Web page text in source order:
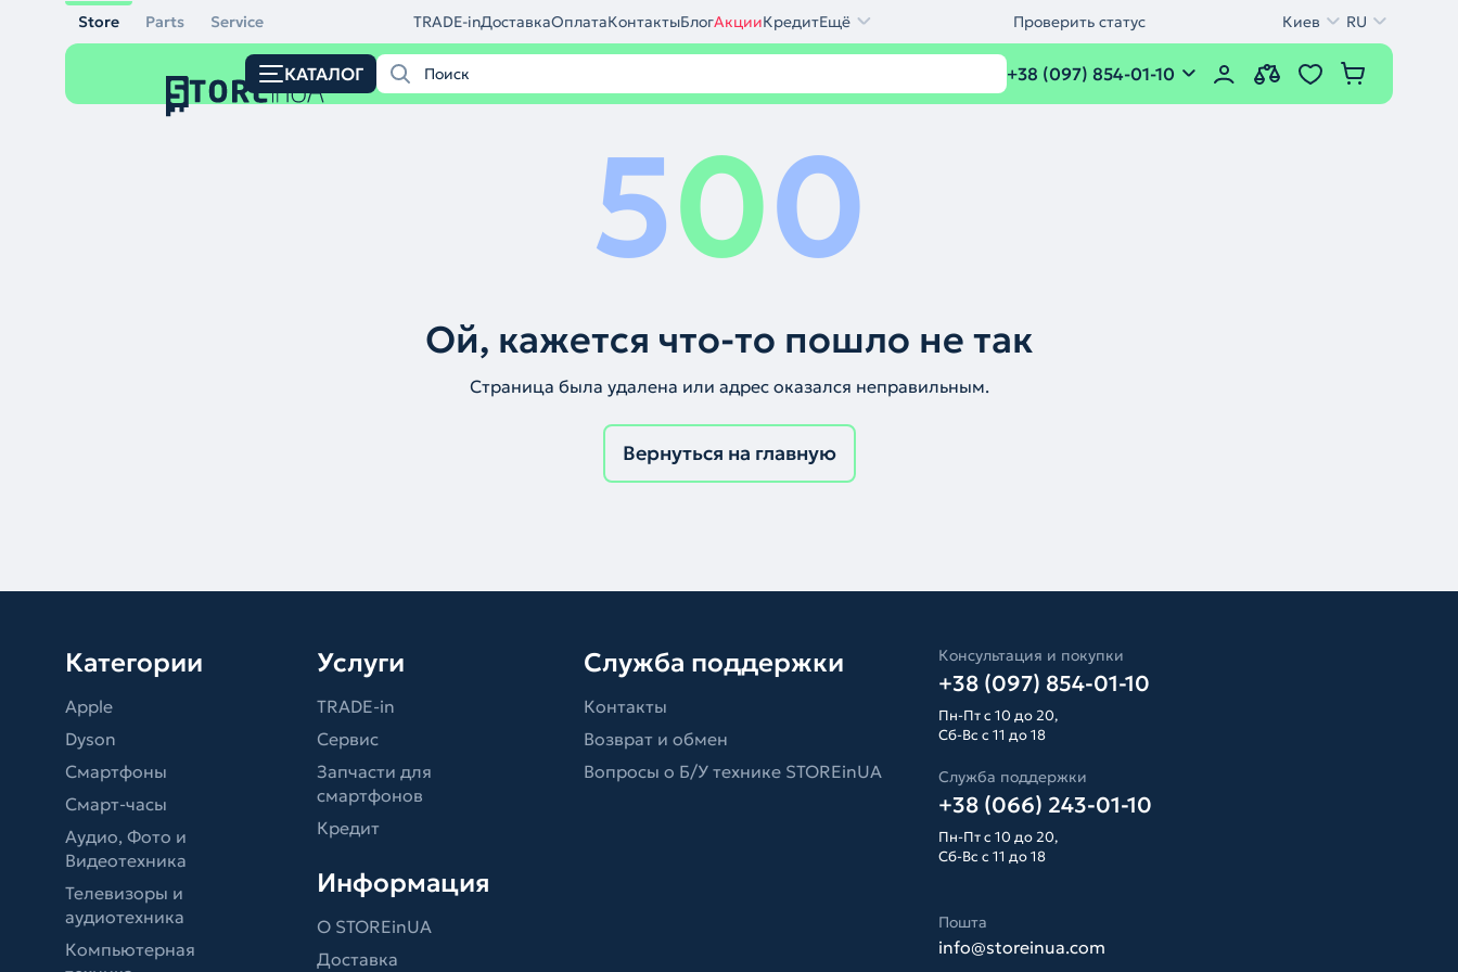
Store Parts Service TRADE-inДоставкаОплатаКонтактыБлогАкцииКредитЕщё Проверить статус Киев RU
КАТАЛОГ +38 (097) 854-01-10
500
Ой, кажется что-то пошло не так
Страница была удалена или адрес оказался неправильным.
Вернуться на главную
Категории
Apple
Dyson
Смартфоны
Смарт-часы
Аудио, Фото и
Видеотехника
Телевизоры и
аудиотехника
Компьютерная
Услуги
TRADE-in
Сервис
Запчасти для
смартфонов
Кредит
Информация
О STOREinUA
Доставка
Служба поддержки
Контакты
Возврат и обмен
Вопросы о Б/У технике STOREinUA
Консультация и покупки
+38 (097) 854-01-10
Пн-Пт с 10 до 20,
Сб-Вс с 11 до 18
Служба поддержки
+38 (066) 243-01-10
Пн-Пт с 10 до 20,
Сб-Вс с 11 до 18
Пошта
info@storeinua.com